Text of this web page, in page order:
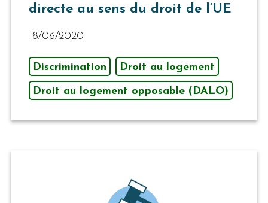
directe au sens du droit de l’UE
18/06/2020
Discrimination Droit au logement
Droit au logement opposable (DALO)